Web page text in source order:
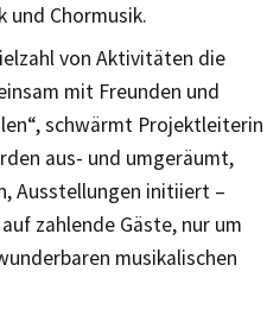
und Chormusik.
von Aktivitäten die
mit Freunden und
schwärmt Projektleiterin
aus- und umgeräumt,
Ausstellungen initiiert –
zahlende Gäste, nur um
musikalischen